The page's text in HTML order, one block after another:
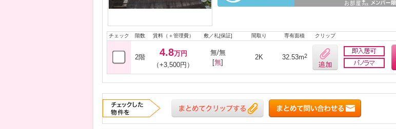
チェック 階数 賃料（＋管理費） 敷／礼[保証] 間取り 専有面積 クリップ
2階 4.8万円
（+3,500円）
無/無
[無]
2K 32.53m2